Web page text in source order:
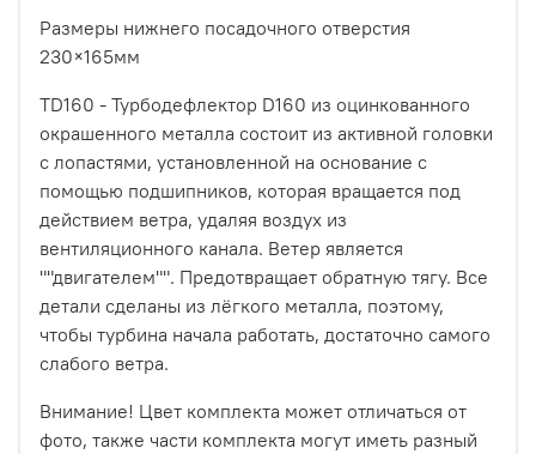
Размеры нижнего посадочного отверстия
230×165мм
TD160 - Турбодефлектор D160 из оцинкованного
окрашенного металла состоит из активной головки
с лопастями, установленной на основание с
помощью подшипников, которая вращается под
действием ветра, удаляя воздух из
вентиляционного канала. Ветер является
""двигателем"". Предотвращает обратную тягу. Все
детали сделаны из лёгкого металла, поэтому,
чтобы турбина начала работать, достаточно самого
слабого ветра.
Внимание! Цвет комплекта может отличаться от
фото, также части комплекта могут иметь разный